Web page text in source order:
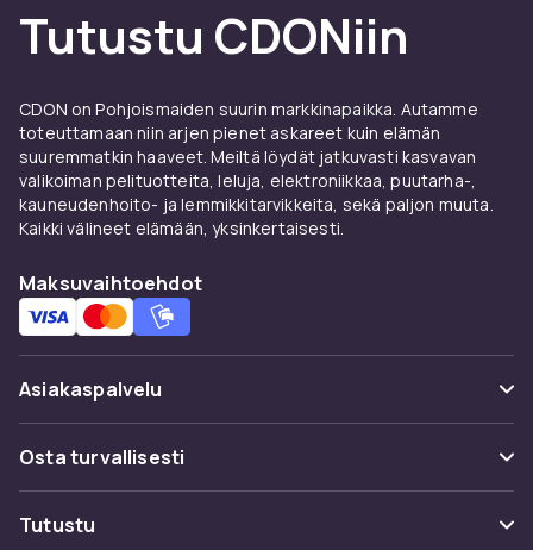
CDONilta
englanninkielisiä historiankirjoja – nopealla
toimituksella ja turvallisella ostoksella.
Tutustu CDONiin
CDON on Pohjoismaiden suurin markkinapaikka. Autamme
toteuttamaan niin arjen pienet askareet kuin elämän
suuremmatkin haaveet. Meiltä löydät jatkuvasti kasvavan
valikoiman pelituotteita, leluja, elektroniikkaa, puutarha-,
kauneudenhoito- ja lemmikkitarvikkeita, sekä paljon muuta.
Kaikki välineet elämään, yksinkertaisesti.
Maksuvaihtoehdot
Asiakaspalvelu
Usein kysyttyä (UKK)
Seuraa pakettia
Osta turvallisesti
Maksuvaihtoehdot
Tutustu